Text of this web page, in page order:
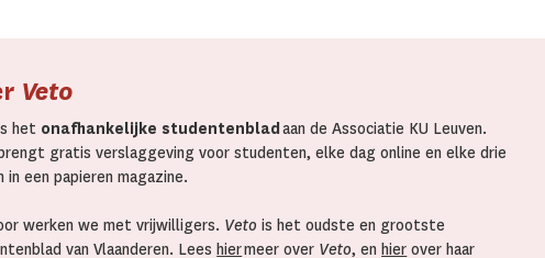
Veto
het onafhankelijke studentenblad aan de Associatie KU Leuven.
gratis verslaggeving voor studenten, elke dag online en elke drie
in een papieren magazine.
werken we met vrijwilligers. Veto is het oudste en grootste
van Vlaanderen. Lees hiermeer over Veto, en hier over haar